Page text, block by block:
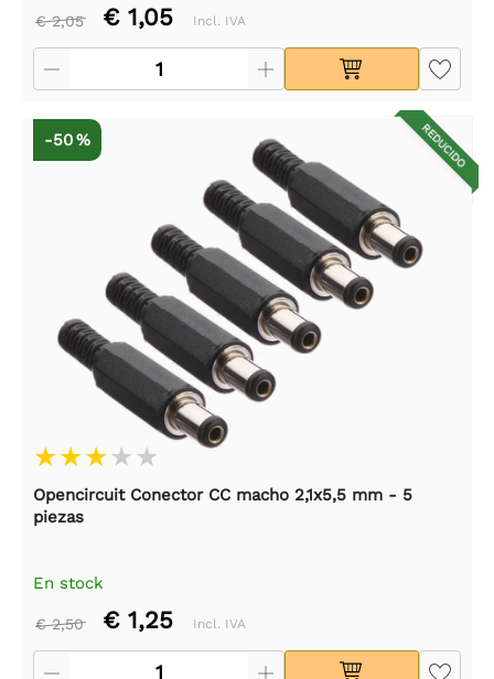
€ 2,05 € 1,05 Incl. IVA
REDUCIDO
-50 %
Opencircuit Conector CC macho 2,1x5,5 mm - 5
piezas
En stock
€ 2,50 € 1,25 Incl. IVA